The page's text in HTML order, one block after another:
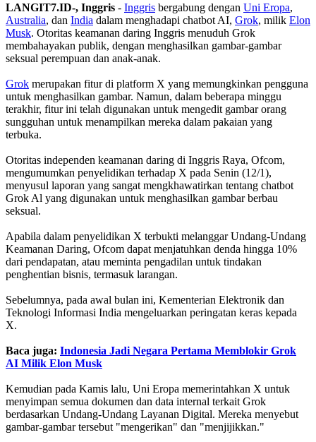
LANGIT7.ID-, Inggris - Inggris bergabung dengan Uni Eropa,
Australia, dan India dalam menghadapi chatbot AI, Grok, milik Elon
Musk. Otoritas keamanan daring Inggris menuduh Grok
membahayakan publik, dengan menghasilkan gambar-gambar
seksual perempuan dan anak-anak.
Grok merupakan fitur di platform X yang memungkinkan pengguna
untuk menghasilkan gambar. Namun, dalam beberapa minggu
terakhir, fitur ini telah digunakan untuk mengedit gambar orang
sungguhan untuk menampilkan mereka dalam pakaian yang
terbuka.
Otoritas independen keamanan daring di Inggris Raya, Ofcom,
mengumumkan penyelidikan terhadap X pada Senin (12/1),
menyusul laporan yang sangat mengkhawatirkan tentang chatbot
Grok Al yang digunakan untuk menghasilkan gambar berbau
seksual.
Apabila dalam penyelidikan X terbukti melanggar Undang-Undang
Keamanan Daring, Ofcom dapat menjatuhkan denda hingga 10%
dari pendapatan, atau meminta pengadilan untuk tindakan
penghentian bisnis, termasuk larangan.
Sebelumnya, pada awal bulan ini, Kementerian Elektronik dan
Teknologi Informasi India mengeluarkan peringatan keras kepada
X.
Baca juga: Indonesia Jadi Negara Pertama Memblokir Grok
AI Milik Elon Musk
Kemudian pada Kamis lalu, Uni Eropa memerintahkan X untuk
menyimpan semua dokumen dan data internal terkait Grok
berdasarkan Undang-Undang Layanan Digital. Mereka menyebut
gambar-gambar tersebut "mengerikan" dan "menjijikkan."